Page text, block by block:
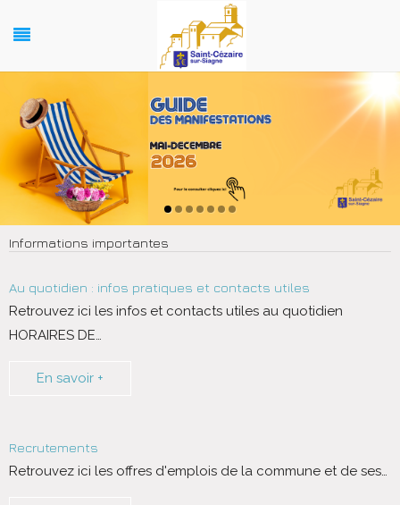
Informations importantes
Au quotidien : infos pratiques et contacts utiles
Retrouvez ici les infos et contacts utiles au quotidien
HORAIRES DE…
En savoir +
Recrutements
Retrouvez ici les offres d'emplois de la commune et de ses…